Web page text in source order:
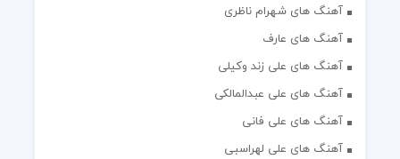
آهنگ های شهرام ناظری
آهنگ های عارف
آهنگ های علی زند وکیلی
آهنگ های علی عبدالمالکی
آهنگ های علی فانی
آهنگ های علی لهراسبی